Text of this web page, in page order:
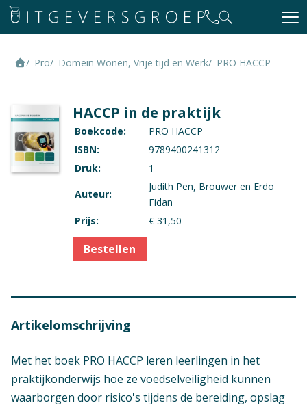
Pro Domein Wonen, Vrije tijd en Werk PRO HACCP
HACCP in de praktijk
Boekcode:
PRO HACCP
ISBN:
9789400241312
Druk:
1
Auteur:
Judith Pen, Brouwer en Erdo
Fidan
Prijs:
€ 31,50
Bestellen
Artikelomschrijving
Met het boek PRO HACCP leren leerlingen in het
praktijkonderwijs hoe ze voedselveiligheid kunnen
waarborgen door risico's tijdens de bereiding, opslag